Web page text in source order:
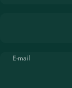
E-mail